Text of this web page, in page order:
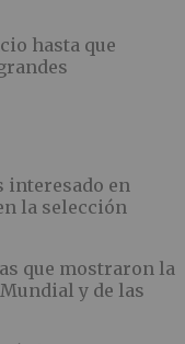
hasta que
interesado en
la selección
que mostraron la
y de las